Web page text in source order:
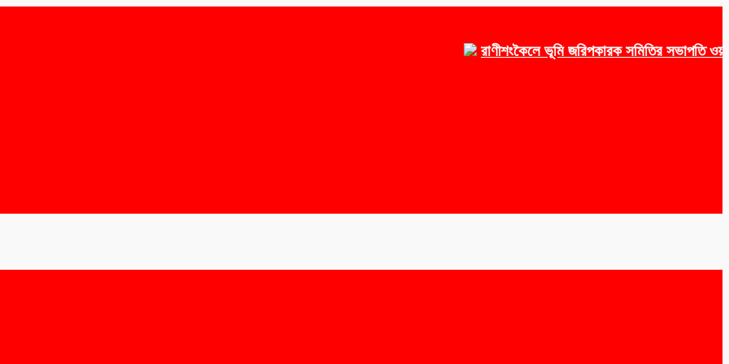
রাণীশংকৈলে ভূমি জরিপকারক সমিতির সভাপতি